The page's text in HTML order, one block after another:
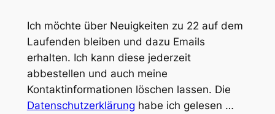
Ich möchte über Neuigkeiten zu 22 auf dem
Laufenden bleiben und dazu Emails
erhalten. Ich kann diese jederzeit
abbestellen und auch meine
Kontaktinformationen löschen lassen. Die
Datenschutzerklärung habe ich gelesen …